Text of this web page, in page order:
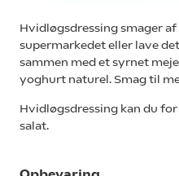
Hvidløgsdressing smager
supermarkedet eller lave
sammen med et syrnet
yoghurt naturel. Smag til
Hvidløgsdressing kan du
salat.